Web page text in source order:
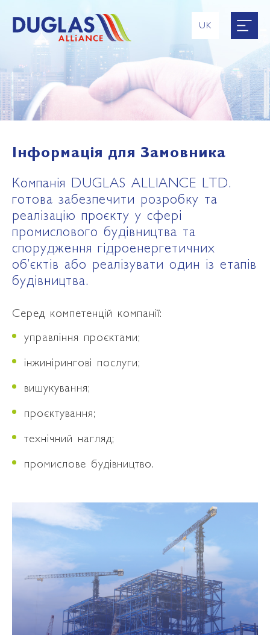
UK
Інформація для Замовника
Компанія DUGLAS ALLIANCE LTD.
готова забезпечити розробку та
реалізацію проєкту у сфері
промислового будівництва та
спорудження гідроенергетичних
об’єктів або реалізувати один із етапів
будівництва.
Серед компетенцій компанії:
управління проєктами;
інжинірингові послуги;
вишукування;
проєктування;
технічний нагляд;
промислове будівництво.